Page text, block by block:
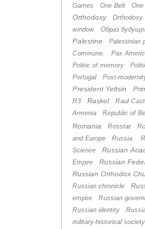
Games
One Belt One
Orthodoxy Orthodoxy.
window
Oбраз
Palestine Palestinian
Commune.
Pax
Politic of memory
Portugal
Post-
President Yeltsin
R3
Raskol Raul
Armenia
Republic of
Romania Rosstat
and Europe
Russia.
Science
Russian
Empire
Russian
Russian Orthodox
Russian chronicle
empire
Russian
Russian identity
military-historical society